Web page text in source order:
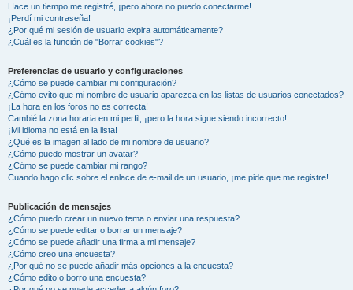
Hace un tiempo me registré, ¡pero ahora no puedo conectarme!
¡Perdí mi contraseña!
¿Por qué mi sesión de usuario expira automáticamente?
¿Cuál es la función de "Borrar cookies"?
Preferencias de usuario y configuraciones
¿Cómo se puede cambiar mi configuración?
¿Cómo evito que mi nombre de usuario aparezca en las listas de usuarios conectados?
¡La hora en los foros no es correcta!
Cambié la zona horaria en mi perfil, ¡pero la hora sigue siendo incorrecto!
¡Mi idioma no está en la lista!
¿Qué es la imagen al lado de mi nombre de usuario?
¿Cómo puedo mostrar un avatar?
¿Cómo se puede cambiar mi rango?
Cuando hago clic sobre el enlace de e-mail de un usuario, ¡me pide que me registre!
Publicación de mensajes
¿Cómo puedo crear un nuevo tema o enviar una respuesta?
¿Cómo se puede editar o borrar un mensaje?
¿Cómo se puede añadir una firma a mi mensaje?
¿Cómo creo una encuesta?
¿Por qué no se puede añadir más opciones a la encuesta?
¿Cómo edito o borro una encuesta?